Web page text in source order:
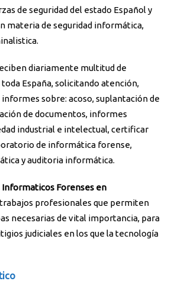
de seguridad del estado Español y
materia de seguridad informática,
diariamente multitud de
España, solicitando atención,
sobre: acoso, suplantación de
de documentos, informes
industrial e intelectual, certificar
de informática forense,
y auditoria informática.
Forenses en
profesionales que permiten
necesarias de vital importancia, para
judiciales en los que la tecnología